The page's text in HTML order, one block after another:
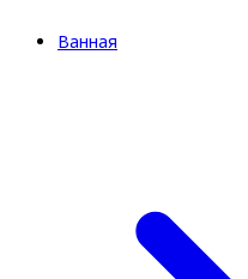
Ванная